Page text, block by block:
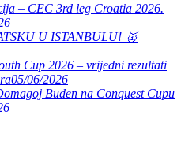
– CEC 3rd leg Croatia 2026.
U ISTANBULU! 🥇
Cup 2026 – vrijedni rezultati
05/06/2026
Buden na Conquest Cupu